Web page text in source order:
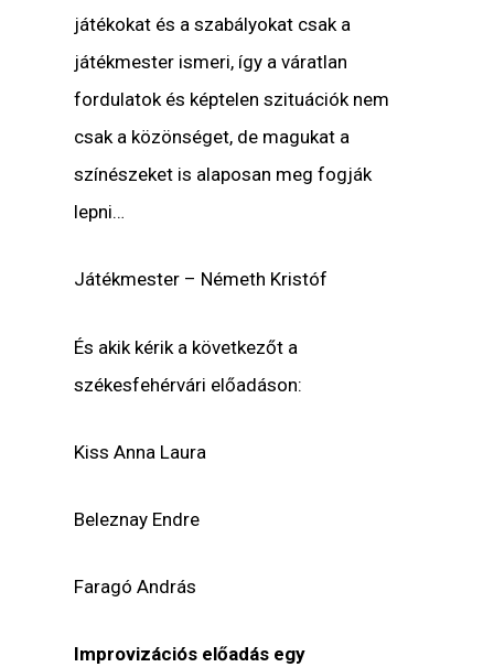
játékokat és a szabályokat csak a
játékmester ismeri, így a váratlan
fordulatok és képtelen szituációk nem
csak a közönséget, de magukat a
színészeket is alaposan meg fogják
lepni…
Játékmester – Németh Kristóf
És akik kérik a következőt a
székesfehérvári előadáson:
Kiss Anna Laura
Beleznay Endre
Faragó András
Improvizációs előadás egy